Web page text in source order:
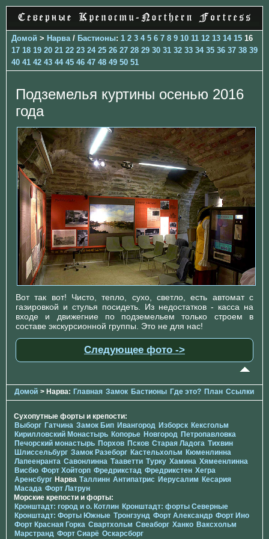
Домой > Нарва / Бастионы: 1 2 3 4 5 6 7 8 9 10 11 12 13 14 15 16
17 18 19 20 21 22 23 24 25 26 27 28 29 30 31 32 33 34 35 36 37 38 39
40 41 42 43 44 45 46 47 48 49 50 51
Подземелья куртины осенью 2016
года
Вот так вот! Чисто, тепло, сухо, светло, есть автомат с
газировкой и стулья посидеть. Из недостатков - касса на
входе и движегние по подземельем только строем в
составе экскурсионной группы. Это не для нас!
Следующее фото ->
Домой > Нарва: Главная Замок Бастионы Где это? План Ссылки
Сухопутные форты и крепости:
Выборг Гатчина Замок Бип Ивангород Изборск Кексгольм
Кирилловский Монастырь Копорье Новгород Петропавловка
Печорcкий монастырь Порхов Псков Старая Ладога Тихвин
Шлиссельбург Замок Разеборг Кастельхольм Кюменлинна
Лапеенранта Савонлинна Тааветти Турку Хамина Хямеенлинна
Висбю Форт Хойторп Фредрикстад Фредрикстен Хегра
Аренсбург Нарва Таллинн Антипатрис Иерусалим Кесария
Масада Форт Латрун
Морские крепости и форты:
Кронштадт: город и о. Котлин Кронштадт: форты Северные
Кронштадт: Форты Южные Тронгзунд Форт Александр Форт Ино
Форт Красная Горка Свартхольм Свеаборг Ханко Ваксхольм
Марстранд Форт Сиарё Оскарсборг